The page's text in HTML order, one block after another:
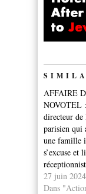
AFFAIRE
NOVOTEL
directeur de
parisien qui
une famille
s’excuse et
27 juin 2024
Dans